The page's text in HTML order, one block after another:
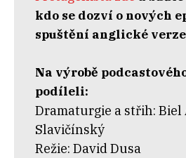
kdo se dozví o nových
spuštění anglické
Na výrobě
podíleli:
Dramaturgie a střih: Biel
Slavičínský
Režie: David Dusa